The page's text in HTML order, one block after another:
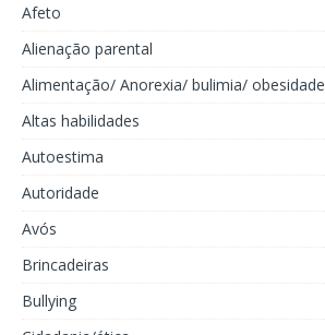
Afeto
Alienação parental
Alimentação/ Anorexia/ bulimia/ obesidade
Altas habilidades
Autoestima
Autoridade
Avós
Brincadeiras
Bullying